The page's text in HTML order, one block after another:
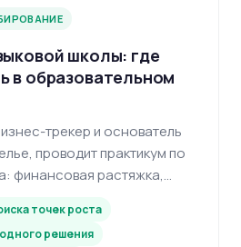
школы: где
в образовательном
трекер и основатель
проводит практикум по
финансовая растяжка,
точек роста
решения